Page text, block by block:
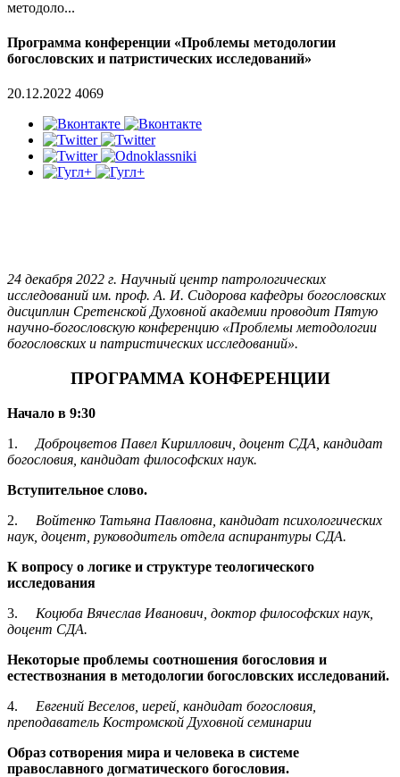
методоло...
Программа конференции «Проблемы методологии
богословских и патристических исследований»
20.12.2022 4069
24 декабря 2022 г. Научный центр патрологических
исследований им. проф. А. И. Сидорова кафедры богословских
дисциплин Сретенской Духовной академии проводит Пятую
научно-богословскую конференцию «Проблемы методологии
богословских и патристических исследований».
ПРОГРАММА КОНФЕРЕНЦИИ
Начало в 9:30
1. Доброцветов Павел Кириллович, доцент СДА, кандидат
богословия, кандидат философских наук.
Вступительное слово.
2. Войтенко Татьяна Павловна, кандидат психологических
наук, доцент, руководитель отдела аспирантуры СДА.
К вопросу о логике и структуре теологического
исследования
3. Коцюба Вячеслав Иванович, доктор философских наук,
доцент СДА.
Некоторые проблемы соотношения богословия и
естествознания в методологии богословских исследований.
4. Евгений Веселов, иерей, кандидат богословия,
преподаватель Костромской Духовной семинарии
Образ сотворения мира и человека в системе
православного догматического богословия.